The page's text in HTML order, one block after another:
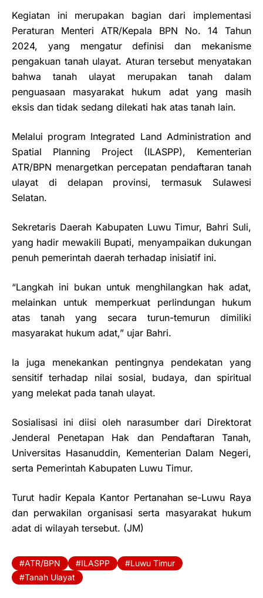
Kegiatan ini merupakan bagian dari implementasi
Peraturan Menteri ATR/Kepala BPN No. 14 Tahun
2024, yang mengatur definisi dan mekanisme
pengakuan tanah ulayat. Aturan tersebut menyatakan
bahwa tanah ulayat merupakan tanah dalam
penguasaan masyarakat hukum adat yang masih
eksis dan tidak sedang dilekati hak atas tanah lain.
Melalui program Integrated Land Administration and
Spatial Planning Project (ILASPP), Kementerian
ATR/BPN menargetkan percepatan pendaftaran tanah
ulayat di delapan provinsi, termasuk Sulawesi
Selatan.
Sekretaris Daerah Kabupaten Luwu Timur, Bahri Suli,
yang hadir mewakili Bupati, menyampaikan dukungan
penuh pemerintah daerah terhadap inisiatif ini.
“Langkah ini bukan untuk menghilangkan hak adat,
melainkan untuk memperkuat perlindungan hukum
atas tanah yang secara turun-temurun dimiliki
masyarakat hukum adat,” ujar Bahri.
Ia juga menekankan pentingnya pendekatan yang
sensitif terhadap nilai sosial, budaya, dan spiritual
yang melekat pada tanah ulayat.
Sosialisasi ini diisi oleh narasumber dari Direktorat
Jenderal Penetapan Hak dan Pendaftaran Tanah,
Universitas Hasanuddin, Kementerian Dalam Negeri,
serta Pemerintah Kabupaten Luwu Timur.
Turut hadir Kepala Kantor Pertanahan se-Luwu Raya
dan perwakilan organisasi serta masyarakat hukum
adat di wilayah tersebut. (JM)
ATR/BPN ILASPP
Luwu Timur
Tanah Ulayat